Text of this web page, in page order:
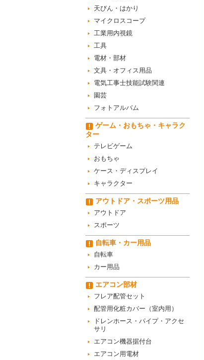
天びん・はかり
マイクロスコープ
工業用内視鏡
工具
電材・部材
文具・オフィス用品
電気工事士技能試験関連
園芸
フォトアルバム
ゲーム・おもちゃ・キャラク
ター
テレビゲーム
おもちゃ
ケース・ディスプレイ
キャラクター
アウトドア・スポーツ用品
アウトドア
スポーツ
自転車・カー用品
自転車
カー用品
エアコン部材
フレア配管セット
配管用化粧カバー（室内用）
ドレンホース・パイプ・アクセ
サリ
エアコン機器据付台
エアコン用電材